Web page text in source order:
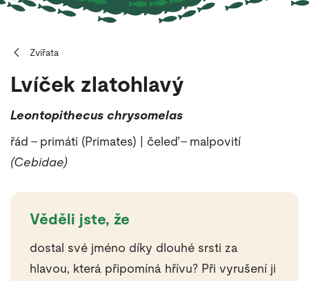
Zvířata
Lvíček zlatohlavý
Leontopithecus chrysomelas
řád – primáti (Primates) | čeleď – malpovití
(Cebidae)
Věděli jste, že
dostal své jméno díky dlouhé srsti za
hlavou, která připomíná hřívu? Při vyrušení ji